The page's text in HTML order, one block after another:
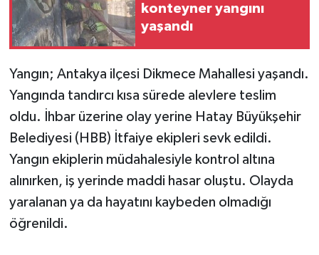
konteyner yangını
yaşandı
Yangın; Antakya ilçesi Dikmece Mahallesi yaşandı.
Yangında tandırcı kısa sürede alevlere teslim
oldu. İhbar üzerine olay yerine Hatay Büyükşehir
Belediyesi (HBB) İtfaiye ekipleri sevk edildi.
Yangın ekiplerin müdahalesiyle kontrol altına
alınırken, iş yerinde maddi hasar oluştu. Olayda
yaralanan ya da hayatını kaybeden olmadığı
öğrenildi.
GENEL
GÜNDEM
Güvenlik
HABERDE İNSAN
İNSAN
İş Dünyası
Jandarma